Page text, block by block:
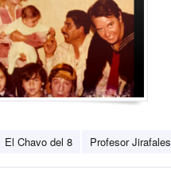
El Chavo del 8 Profesor Jirafales